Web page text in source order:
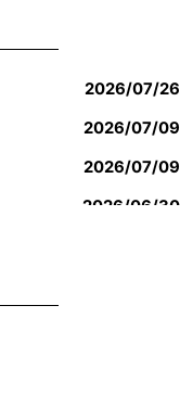
2026/07/26
2026/07/09
2026/07/09
2026/06/30